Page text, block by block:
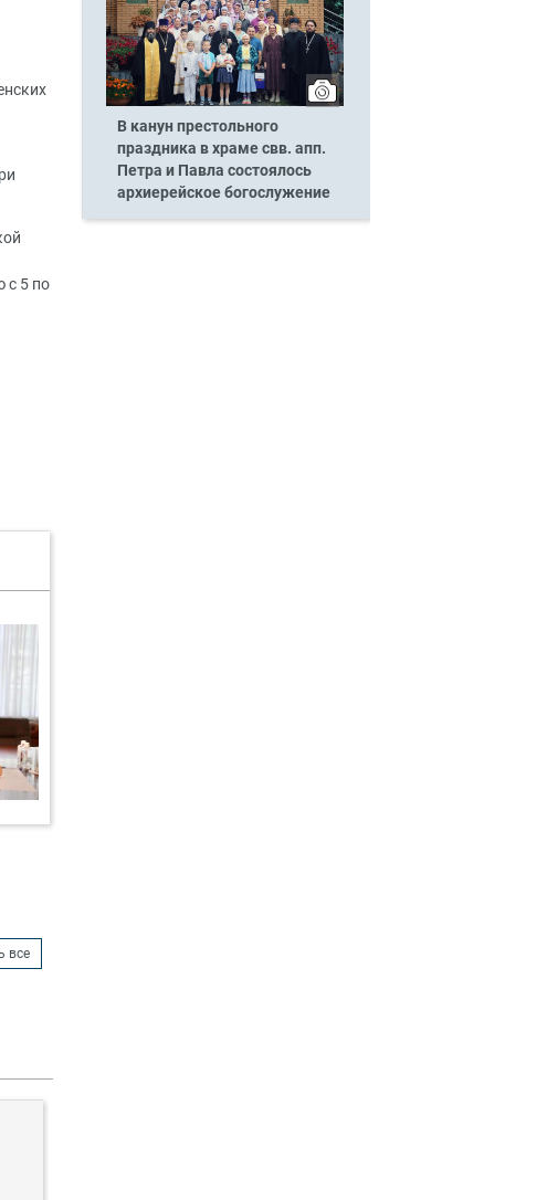
с 5 по
все
В канун престольного
праздника в храме свв. апп.
Петра и Павла состоялось
архиерейское богослужение